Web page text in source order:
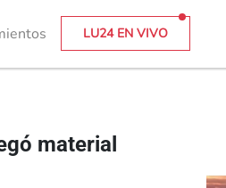
LU24 EN VIVO
material